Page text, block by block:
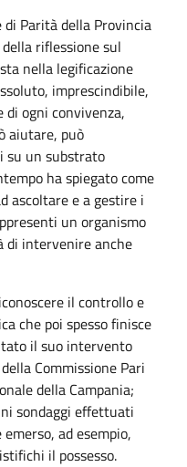
di Parità della Provincia
riflessione sul
nella legificazione
imprescindibile,
di ogni convivenza,
aiutare, può
su un substrato
ha spiegato come
ascoltare e a gestire i
un organismo
di intervenire anche
il controllo e
che poi spesso finisce
il suo intervento
Commissione Pari
della Campania;
sondaggi effettuati
ad esempio,
il possesso.